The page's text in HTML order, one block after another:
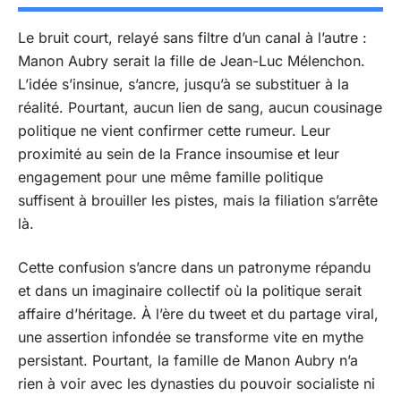
Le bruit court, relayé sans filtre d’un canal à l’autre :
Manon Aubry serait la fille de Jean-Luc Mélenchon.
L’idée s’insinue, s’ancre, jusqu’à se substituer à la
réalité. Pourtant, aucun lien de sang, aucun cousinage
politique ne vient confirmer cette rumeur. Leur
proximité au sein de la France insoumise et leur
engagement pour une même famille politique
suffisent à brouiller les pistes, mais la filiation s’arrête
là.
Cette confusion s’ancre dans un patronyme répandu
et dans un imaginaire collectif où la politique serait
affaire d’héritage. À l’ère du tweet et du partage viral,
une assertion infondée se transforme vite en mythe
persistant. Pourtant, la famille de Manon Aubry n’a
rien à voir avec les dynasties du pouvoir socialiste ni